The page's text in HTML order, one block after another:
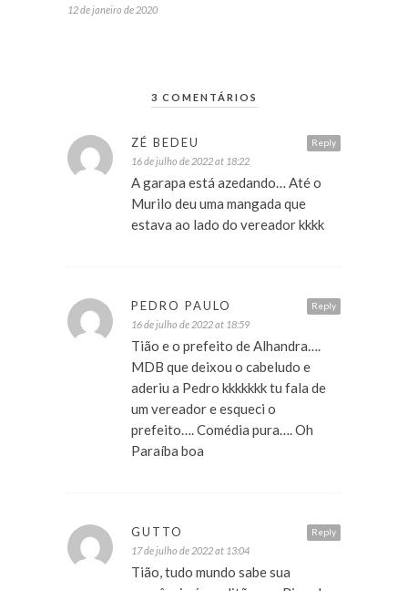
12 de janeiro de 2020
3 COMENTÁRIOS
Reply
ZÉ BEDEU
16 de julho de 2022 at 18:22
A garapa está azedando… Até o
Murilo deu uma mangada que
estava ao lado do vereador kkkk
Reply
PEDRO PAULO
16 de julho de 2022 at 18:59
Tião e o prefeito de Alhandra….
MDB que deixou o cabeludo e
aderiu a Pedro kkkkkkk tu fala de
um vereador e esqueci o
prefeito…. Comédia pura…. Oh
Paraíba boa
Reply
GUTTO
17 de julho de 2022 at 13:04
Tião, tudo mundo sabe sua